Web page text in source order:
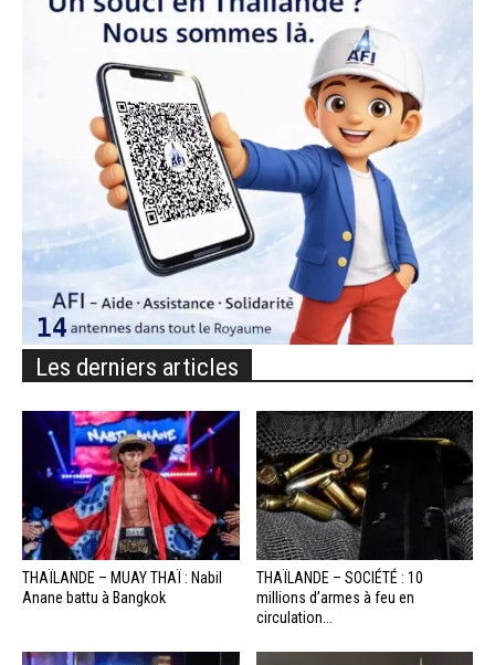
Les derniers articles
THAÏLANDE – MUAY THAÏ : Nabil
Anane battu à Bangkok
THAÏLANDE – SOCIÉTÉ : 10
millions d’armes à feu en
circulation...